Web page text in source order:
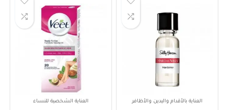
العناية بالأقدام واليدين والأظافر العناية الشخصية للنساء